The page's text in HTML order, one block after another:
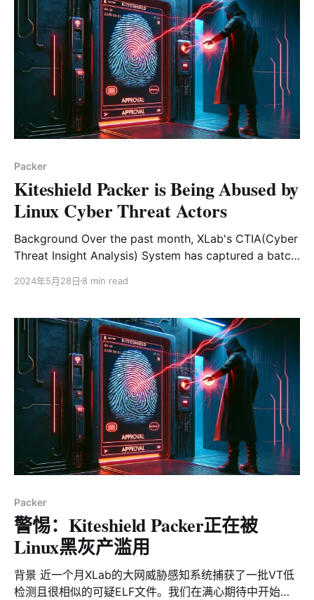
VT。可疑的文件路径的，变形的UPX壳，以及多国上传的
情况引起了我们的关注。经过分析，我们确认这是一个使
用Golang实现的僵尸网络。由于其C2使用了“ootheca”字
符串，让人联想到星际争霸中的铺天盖地的虫族，我们将
其命名为Zergeca。 从功能上来说，Zergeca不仅是一个
典型的DDoS僵尸网络，除了支持六种不同的攻击方法
外，还具备代理、扫描、自升级、持久化、文件传输、反
向shell和收集设备敏感信息等功能。从网络通信来看，
Zergeca也具有以下独特之处： 1. 支持多种DNS解析方
实现C2通信协议，并通过xor进行加密 在对Zergeca的基
础设
Packer
Kiteshield Packer is Being Abused by
Linux Cyber Threat Actors
Background Over the past month, XLab's CTIA(Cyber
Threat Insight Analysis) System has captured a batch
and very similar characteristics. Eager to delve into
series of anti-debugging techniques, string
obfuscation, XOR
2024年5月28日 8 min read
Packer
警惕：Kiteshield Packer正在被
Linux黑灰产滥用
背景 近一个月XLab的大网威胁感知系统捕获了一批VT低
检测且很相似的可疑ELF文件。我们在满心期待中开始了